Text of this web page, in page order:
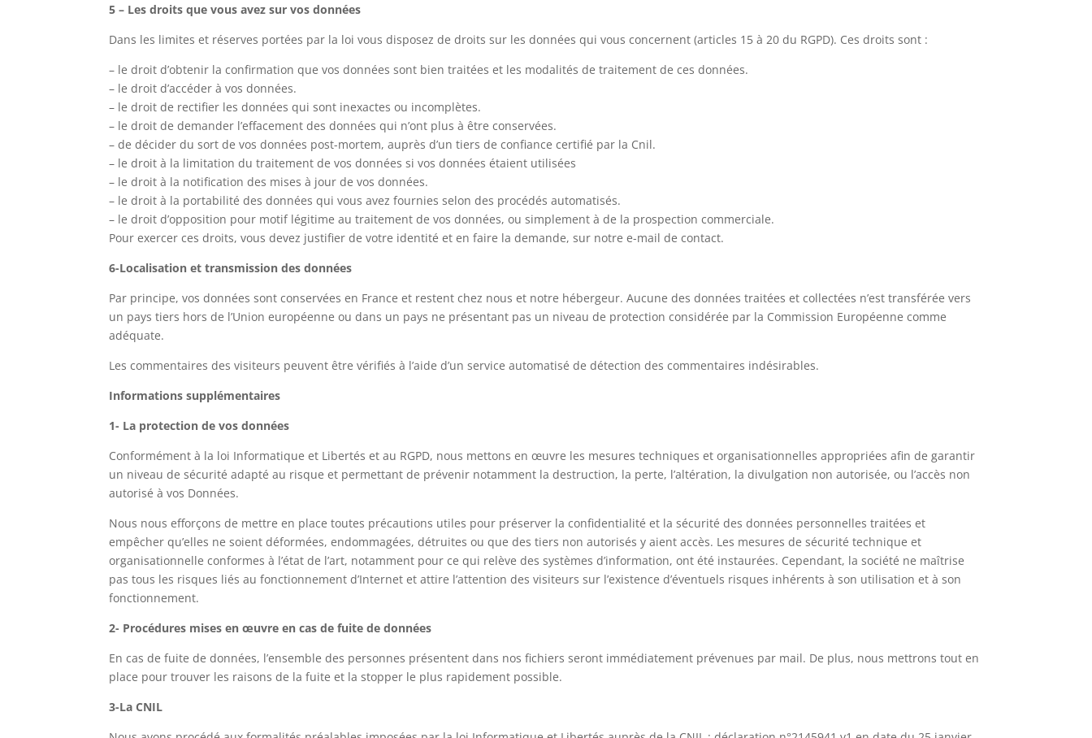
5 – Les droits que vous avez sur vos données
Dans les limites et réserves portées par la loi vous disposez de droits sur les données qui vous concernent (articles 15 à 20 du RGPD). Ces droits sont :
– le droit d’obtenir la confirmation que vos données sont bien traitées et les modalités de traitement de ces données.
– le droit d’accéder à vos données.
– le droit de rectifier les données qui sont inexactes ou incomplètes.
– le droit de demander l’effacement des données qui n’ont plus à être conservées.
– de décider du sort de vos données post-mortem, auprès d’un tiers de confiance certifié par la Cnil.
– le droit à la limitation du traitement de vos données si vos données étaient utilisées
– le droit à la notification des mises à jour de vos données.
– le droit à la portabilité des données qui vous avez fournies selon des procédés automatisés.
– le droit d’opposition pour motif légitime au traitement de vos données, ou simplement à de la prospection commerciale.
Pour exercer ces droits, vous devez justifier de votre identité et en faire la demande, sur notre e-mail de contact.
6-Localisation et transmission des données
Par principe, vos données sont conservées en France et restent chez nous et notre hébergeur. Aucune des données traitées et collectées n’est transférée vers
un pays tiers hors de l’Union européenne ou dans un pays ne présentant pas un niveau de protection considérée par la Commission Européenne comme
adéquate.
Les commentaires des visiteurs peuvent être vérifiés à l’aide d’un service automatisé de détection des commentaires indésirables.
Informations supplémentaires
1- La protection de vos données
Conformément à la loi Informatique et Libertés et au RGPD, nous mettons en œuvre les mesures techniques et organisationnelles appropriées afin de garantir
un niveau de sécurité adapté au risque et permettant de prévenir notamment la destruction, la perte, l’altération, la divulgation non autorisée, ou l’accès non
autorisé à vos Données.
Nous nous efforçons de mettre en place toutes précautions utiles pour préserver la confidentialité et la sécurité des données personnelles traitées et
empêcher qu’elles ne soient déformées, endommagées, détruites ou que des tiers non autorisés y aient accès. Les mesures de sécurité technique et
organisationnelle conformes à l’état de l’art, notamment pour ce qui relève des systèmes d’information, ont été instaurées. Cependant, la société ne maîtrise
pas tous les risques liés au fonctionnement d’Internet et attire l’attention des visiteurs sur l’existence d’éventuels risques inhérents à son utilisation et à son
fonctionnement.
2- Procédures mises en œuvre en cas de fuite de données
En cas de fuite de données, l’ensemble des personnes présentent dans nos fichiers seront immédiatement prévenues par mail. De plus, nous mettrons tout en
place pour trouver les raisons de la fuite et la stopper le plus rapidement possible.
3-La CNIL